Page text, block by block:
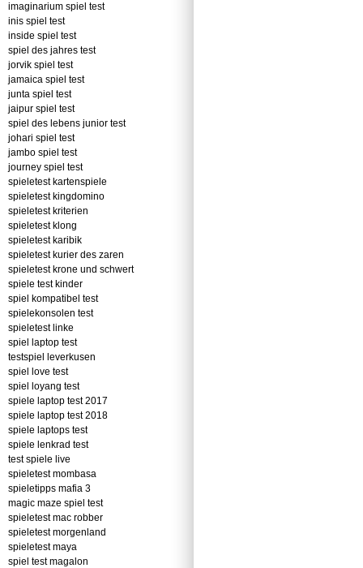
imaginarium spiel test
inis spiel test
inside spiel test
spiel des jahres test
jorvik spiel test
jamaica spiel test
junta spiel test
jaipur spiel test
spiel des lebens junior test
johari spiel test
jambo spiel test
journey spiel test
spieletest kartenspiele
spieletest kingdomino
spieletest kriterien
spieletest klong
spieletest karibik
spieletest kurier des zaren
spieletest krone und schwert
spiele test kinder
spiel kompatibel test
spielekonsolen test
spieletest linke
spiel laptop test
testspiel leverkusen
spiel love test
spiel loyang test
spiele laptop test 2017
spiele laptop test 2018
spiele laptops test
spiele lenkrad test
test spiele live
spieletest mombasa
spieletipps mafia 3
magic maze spiel test
spieletest mac robber
spieletest morgenland
spieletest maya
spiel test magalon